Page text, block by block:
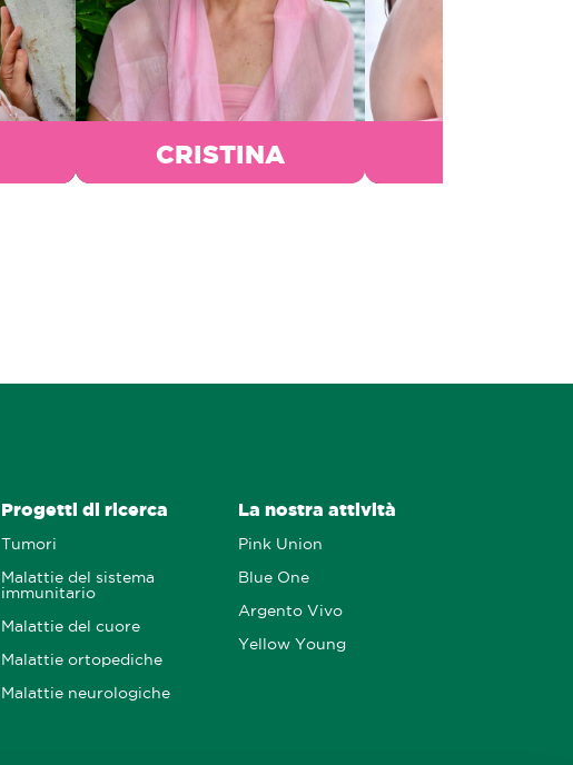
CRISTINA
Progetti di ricerca
Tumori
Malattie del sistema
immunitario
Malattie del cuore
Malattie ortopediche
Malattie neurologiche
La nostra attività
Pink Union
Blue One
Argento Vivo
Yellow Young